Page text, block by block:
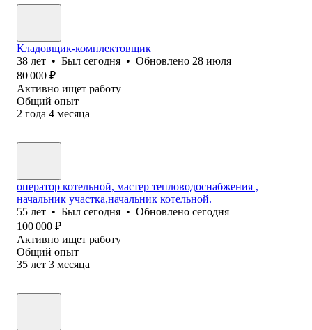
Кладовщик-комплектовщик
38 лет • Был сегодня • Обновлено 28 июля
80 000 ₽
Активно ищет работу
Общий опыт
2 года 4 месяца
оператор котельной, мастер тепловодоснабжения ,
начальник участка,начальник котельной.
55 лет • Был сегодня • Обновлено сегодня
100 000 ₽
Активно ищет работу
Общий опыт
35 лет 3 месяца